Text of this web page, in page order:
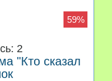
59%
2
"Кто сказал